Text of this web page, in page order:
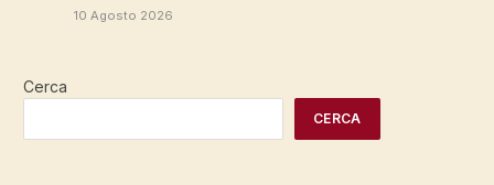
10 Agosto 2026
Cerca
CERCA